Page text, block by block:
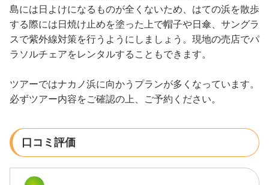
島には日よけになるものが全くないため、はての浜を散歩
する際には日焼け止めを塗った上で帽子や日傘、サングラ
スで紫外線対策を行うようにしましょう。現地の売店でパ
ラソルチェアをレンタルすることもできます。
ツアーではナカノ浜に向かうプランが多くなっています。
必ずツアー内容をご確認の上、ご予約ください。
口コミ評価